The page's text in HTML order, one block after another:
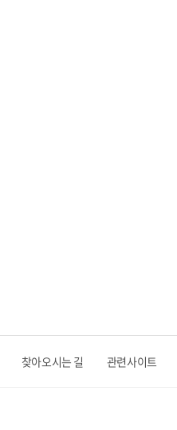
찾아오시는 길 관련사이트